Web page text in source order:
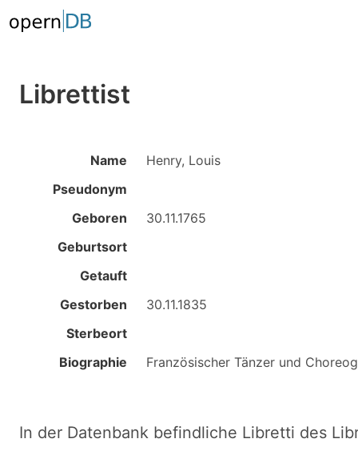
Librettist
Name
Henry, Louis
Pseudonym
Geboren
30.11.1765
Geburtsort
Getauft
Gestorben
30.11.1835
Sterbeort
Biographie
In der Datenbank befindliche Libretti des